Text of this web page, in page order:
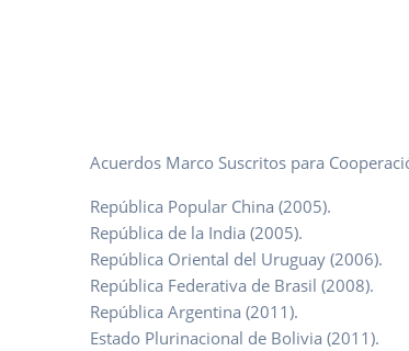
Acuerdos Marco Suscritos para
República Popular China (2005).
República de la India (2005).
República Oriental del Uruguay (2006).
República Federativa de Brasil (2008).
República Argentina (2011).
Estado Plurinacional de Bolivia (2011).